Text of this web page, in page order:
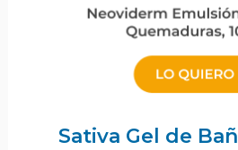
Sativa Gel de